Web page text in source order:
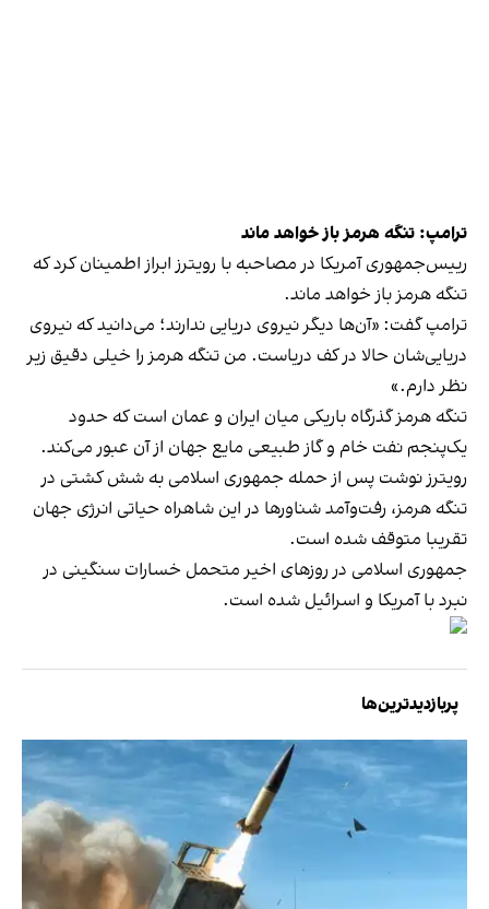
ترامپ: تنگه هرمز باز خواهد ماند
رییس‌جمهوری آمریکا در مصاحبه با رویترز ابراز اطمینان کرد که
تنگه هرمز باز خواهد ماند.
ترامپ گفت: «آن‌ها دیگر نیروی دریایی ندارند؛ می‌دانید که نیروی
دریایی‌شان حالا در کف دریاست. من تنگه هرمز را خیلی دقیق زیر
نظر دارم.»
‫تنگه هرمز گذرگاه باریکی میان ایران و عمان است که حدود
یک‌پنجم نفت خام و گاز طبیعی مایع جهان از آن عبور می‌کند.
رویترز نوشت پس از حمله جمهوری اسلامی به شش کشتی در
تنگه هرمز، رفت‌وآمد شناورها در این شاهراه حیاتی انرژی جهان
تقریبا متوقف شده است.
جمهوری اسلامی در روزهای اخیر متحمل خسارات سنگینی در
نبرد با آمریکا و اسرائیل شده است.
پربازدیدترین‌ها